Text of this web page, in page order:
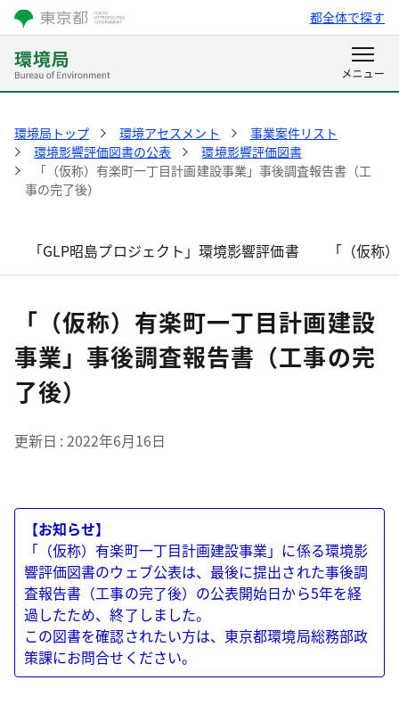
都全体で探す
環境局トップ 環境アセスメント
事業案件リスト
環境影響評価図書の公表
環境影響評価図書
「（仮称）有楽町一丁目計画建設事業」事後調査報告書（工
事の完了後）
「GLP昭島プロジェクト」環境影響評価書 「（仮称
「（仮称）有楽町一丁目計画建設
事業」事後調査報告書（工事の完
了後）
更新日 2022年6月16日
【お知らせ】
「（仮称）有楽町一丁目計画建設事業」に係る環境影
響評価図書のウェブ公表は、最後に提出された事後調
査報告書（工事の完了後）の公表開始日から5年を経
過したため、終了しました。
この図書を確認されたい方は、東京都環境局総務部政
策課にお問合せください。